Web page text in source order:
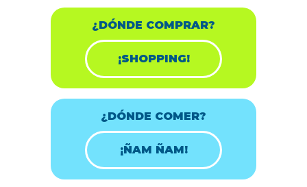
¿DÓNDE COMPRAR?
¡SHOPPING!
¿DÓNDE COMER?
¡ÑAM ÑAM!